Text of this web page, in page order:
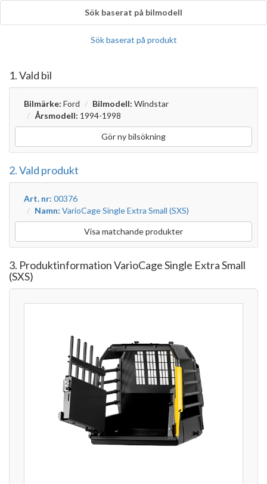
Sök baserat på bilmodell
Sök baserat på produkt
1. Vald bil
Bilmärke: Ford Bilmodell: Windstar
Årsmodell: 1994-1998
Gör ny bilsökning
2. Vald produkt
Art. nr: 00376
Namn: VarioCage Single Extra Small (SXS)
Visa matchande produkter
3. Produktinformation VarioCage Single Extra Small
(SXS)